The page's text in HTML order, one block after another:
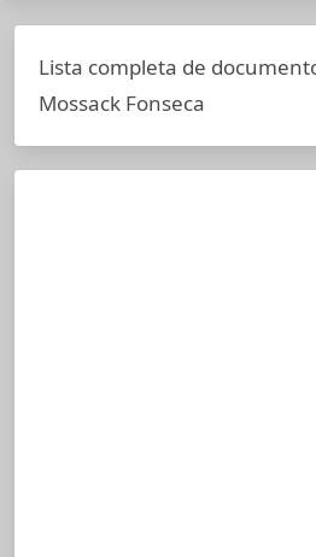
Lista completa de
Mossack Fonseca